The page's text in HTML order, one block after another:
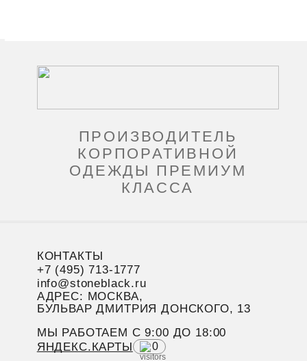
ПРОИЗВОДИТЕЛЬ
КОРПОРАТИВНОЙ
ОДЕЖДЫ ПРЕМИУМ
КЛАССА
КОНТАКТЫ
+7 (495) 713-1777
info@stoneblack.ru
АДРЕС: МОСКВА,
БУЛЬВАР ДМИТРИЯ ДОНСКОГО, 13
МЫ РАБОТАЕМ C 9:00 ДО 18:00
ЯНДЕКС.КАРТЫ
0